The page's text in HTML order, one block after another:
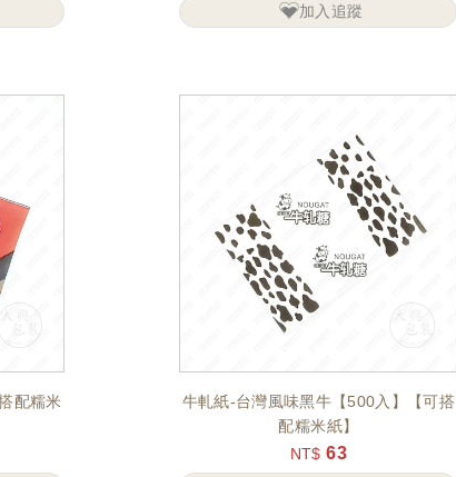
加入追蹤
配糯米
牛軋紙-台灣風味黑牛【500入】【可搭
配糯米紙】
NT$ 63